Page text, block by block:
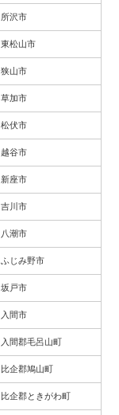
所沢市
東松山市
狭山市
草加市
松伏市
越谷市
新座市
吉川市
八潮市
ふじみ野市
坂戸市
入間市
入間郡毛呂山町
比企郡鳩山町
比企郡ときがわ町